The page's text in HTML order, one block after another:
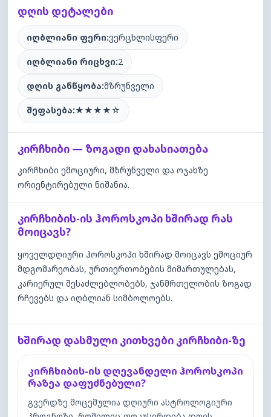
დღის დეტალები
იღბლიანი ფერი:ვერცხლისფერი
იღბლიანი რიცხვი:2
დღის განწყობა:მზრუნველი
შეფასება:★★★★☆
კირჩხიბი — ზოგადი დახასიათება
კირჩხიბი ემოციური, მზრუნველი და ოჯახზე
ორიენტირებული ნიშანია.
კირჩხიბის-ის ჰოროსკოპი ხშირად რას
მოიცავს?
ყოველდღიური ჰოროსკოპი ხშირად მოიცავს ემოციურ
მდგომარეობას, ურთიერთობების მიმართულებას,
კარიერულ შესაძლებლობებს, ჯანმრთელობის ზოგად
რჩევებს და იღბლიან სიმბოლოებს.
ხშირად დასმული კითხვები კირჩხიბი-ზე
კირჩხიბის-ის დღევანდელი ჰოროსკოპი
რაზეა დაფუძნებული?
გვერდზე მოცემულია დღიური ასტროლოგიური